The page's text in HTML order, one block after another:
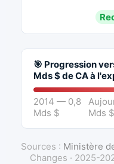
🎯 Progression
Mds $ de CA à
2014 — 0,8
Mds $
Mds $
Sources : Ministère
Changes · 2025-